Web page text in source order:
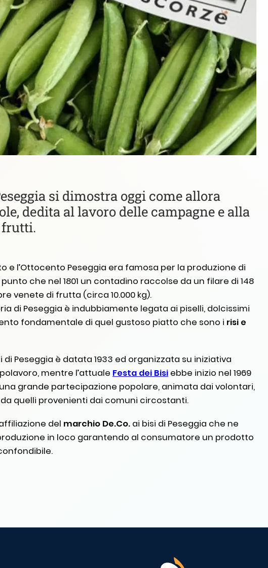
si dimostra oggi come allora
dedita al lavoro delle campagne e alla
frutti.
e l’Ottocento Peseggia era famosa per la produzione di
che nel 1801 un contadino raccolse da un filare di 148
venete di frutta (circa 10.000 kg).
di Peseggia è indubbiamente legata ai piselli, dolcissimi
fondamentale di quel gustoso piatto che sono i risi e
di Peseggia è datata 1933 ed organizzata su iniziativa
mentre l’attuale Festa dei Bisi ebbe inizio nel 1969
grande partecipazione popolare, animata dai volontari,
quelli provenienti dai comuni circostanti.
del marchio De.Co. ai bisi di Peseggia che ne
in loco garantendo al consumatore un prodotto